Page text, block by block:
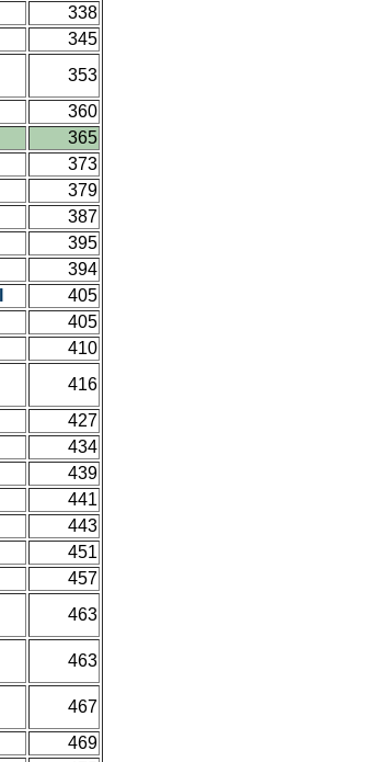
338
345
353
360
365
373
379
387
395
394
405
405
410
416
427
434
439
441
443
451
457
463
463
467
469